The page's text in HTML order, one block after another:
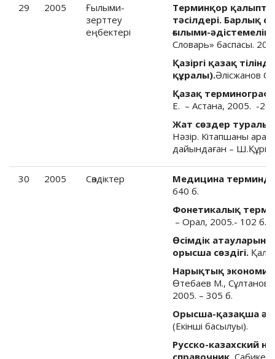
29 2005
Ғылыми-
зерттеу
еңбектері
Терминқор
тәсілдері. Барлық
ғылыми-әдістемелік
Словарь» баспасы.
Қазіргі қазақ
құралы).Әлісжанов
Қазақ
Е. – Астана, 2005. -
Жат сөздер
Нәзір. Кітапшаны араб
дайындаған –
30 2005 Cөздіктер
Медицина
640 б.
Фонетикалық
– Орал, 2005.- 102 б.
Өсімдік
орысша сөздігі.
Нарықтық
Өтебаев М., Сұлтанов
2005. – 305 б.
Орысша-қазақша
(Екінші басылуы).
Русско-казахский
справочник.